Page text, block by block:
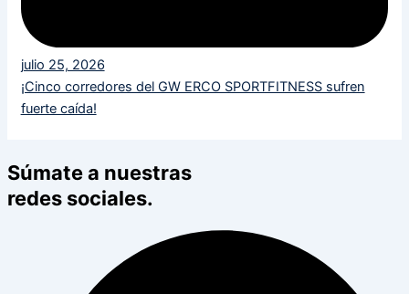
julio 25, 2026
¡Cinco corredores del GW ERCO SPORTFITNESS sufren
fuerte caída!
Súmate a nuestras
redes sociales.